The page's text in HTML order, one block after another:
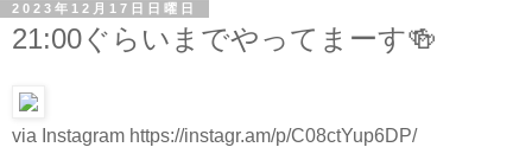
2023年12月17日日曜日
21:00ぐらいまでやってまーす🍻
via Instagram https://instagr.am/p/C08ctYup6DP/